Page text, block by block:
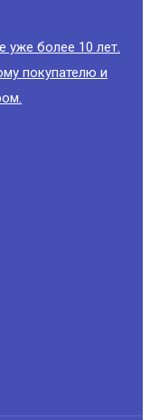
уже более 10 лет.
покупателю и